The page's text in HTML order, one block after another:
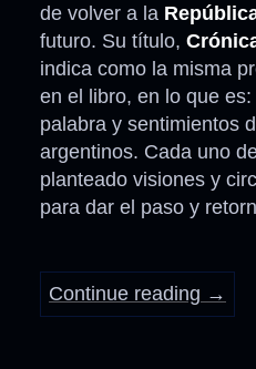
de volver a la
futuro. Su título,
indica como la misma
en el libro, en lo que
palabra y sentimientos
argentinos. Cada uno
planteado visiones y
para dar el paso y
Continue reading →